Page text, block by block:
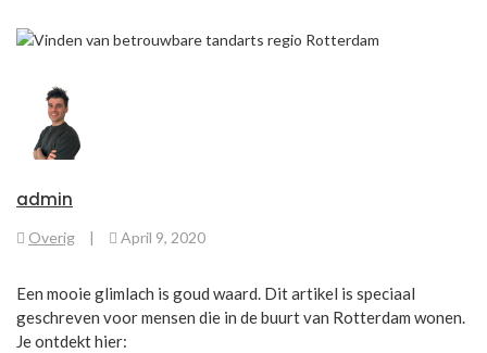
admin
Overig April 9, 2020
Een mooie glimlach is goud waard. Dit artikel is speciaal
geschreven voor mensen die in de buurt van Rotterdam wonen.
Je ontdekt hier: